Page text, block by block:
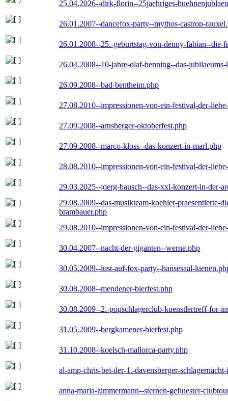
25.04.2026--dirk-florin--25jaehriges-
26.01.2007--dancefox-party--mythos-castrop-
26.01.2008--25.-geburtstag-von-denny-fabian--die-
26.04.2008--10-jahre-olaf-henning--das-
26.09.2008--bad-bentheim.php
27.08.2010--impressionen-von-ein-festival-der-
27.09.2008--arnsberger-oktoberfest.php
27.09.2008--marco-kloss--das-konzert-in-marl.php
28.08.2010--impressionen-von-ein-festival-der-
29.03.2025--joerg-bausch--das-xxl-konzert-in-der-
29.08.2009--das-musikteam-koehler-praesentierte-
brambauer.php
29.08.2010--impressionen-von-ein-festival-der-
30.04.2007--nacht-der-giganten--werne.php
30.05.2009--lust-auf-fox-party--hansesaal-
30.08.2008--mendener-bierfest.php
30.08.2009--2.-popschlagerclub-kuenstlertreff-for-
31.05.2009--bergkamener-bierfest.php
31.10.2008--koelsch-mallorca-party.php
al-amp-chris-bei-der-1.-davensberger-
anna-maria-zimmermann--sternen-gefluester-